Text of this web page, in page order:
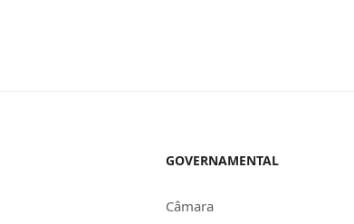
PL 1731/2025 - DISPÕE SOBRE A EXTINÇÃO DA
GOVERNAMENTAL
Câmara